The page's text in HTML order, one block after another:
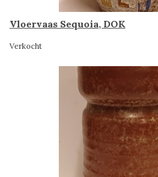
Vloervaas Sequoia, DOK
Verkocht